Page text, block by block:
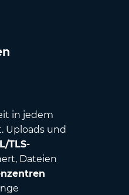
in jedem
Uploads und
TLS-
Dateien